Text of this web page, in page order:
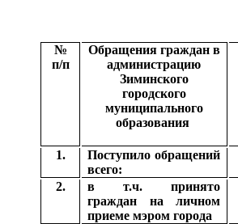
№
п/п
Обращения граждан в
администрацию
Зиминского
городского
муниципального
образования
1.
Поступило обращений
всего:
2.
в т.ч. принято
граждан на личном
приеме мэром города